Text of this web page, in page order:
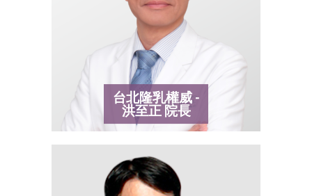
台北隆乳權威 -
洪至正 院長